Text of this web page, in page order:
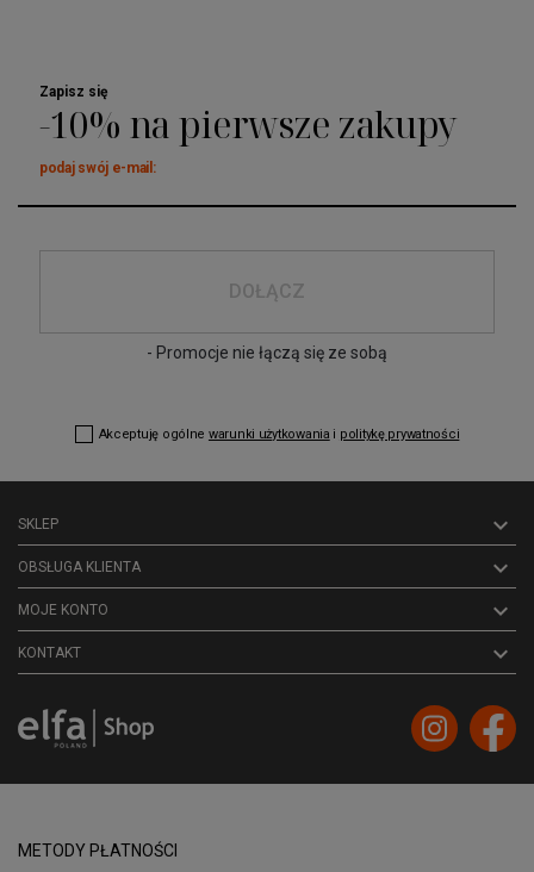
Zapisz się
-10% na pierwsze zakupy
podaj swój e-mail:
DOŁĄCZ
- Promocje nie łączą się ze sobą
Akceptuję ogólne warunki użytkowania i politykę prywatności
SKLEP 
OBSŁUGA KLIENTA 
MOJE KONTO 
KONTAKT keyboard_arrow_down
METODY PŁATNOŚCI